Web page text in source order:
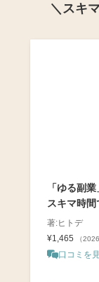
＼スキ
「ゆる副
スキマ時
著:ヒトデ
¥1,465
（
口コミを